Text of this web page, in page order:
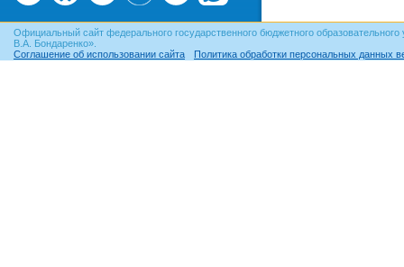
Официальный сайт федерального государственного бюджетного
В.А. Бондаренко».
Соглашение об использовании сайта
Политика обработки персональных данных